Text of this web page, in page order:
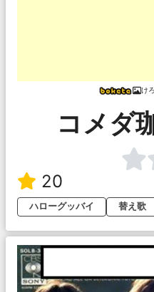
け
コメダ
20
ハローグッバイ
替え歌